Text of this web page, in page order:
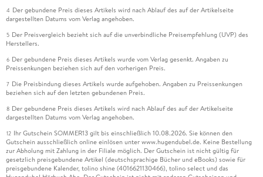
4 Der gebundene Preis dieses Artikels wird nach Ablauf des auf der Artikelseite
dargestellten Datums vom Verlag angehoben.
5 Der Preisvergleich bezieht sich auf die unverbindliche Preisempfehlung (UVP) des
Herstellers.
6 Der gebundene Preis dieses Artikels wurde vom Verlag gesenkt. Angaben zu
Preissenkungen beziehen sich auf den vorherigen Preis.
7 Die Preisbindung dieses Artikels wurde aufgehoben. Angaben zu Preissenkungen
beziehen sich auf den letzten gebundenen Preis.
8 Der gebundene Preis dieses Artikels wird nach Ablauf des auf der Artikelseite
dargestellten Datums vom Verlag angehoben.
12 Ihr Gutschein SOMMER13 gilt bis einschließlich 10.08.2026. Sie können den
Gutschein ausschließlich online einlösen unter www.hugendubel.de. Keine Bestellung
zur Abholung mit Zahlung in der Filiale möglich. Der Gutschein ist nicht gültig für
gesetzlich preisgebundene Artikel (deutschsprachige Bücher und eBooks) sowie für
preisgebundene Kalender, tolino shine (4016621130466), tolino select und das